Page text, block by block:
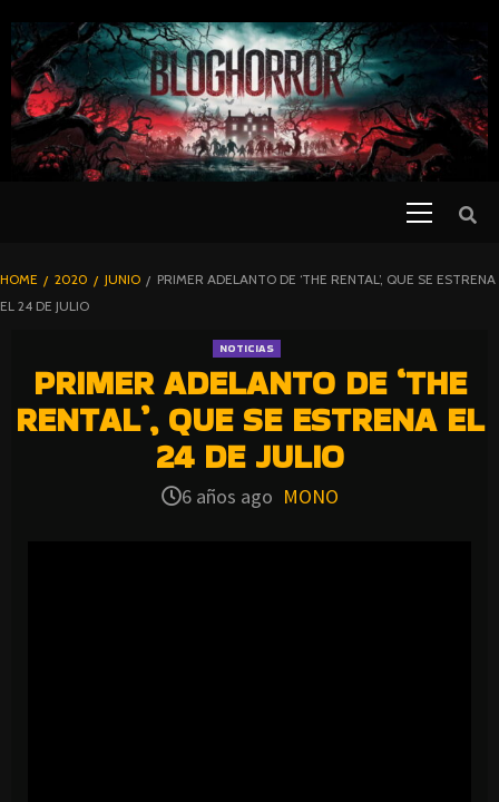
TO
CONTENT
BLOGHORROR
⋆
HOME 2020 JUNIO
PRIMER ADELANTO DE ‘THE RENTAL’, QUE SE ESTRENA
EL 24 DE JULIO
NOTICIAS
PRIMER ADELANTO DE ‘THE
RENTAL’, QUE SE ESTRENA EL
24 DE JULIO
6 años ago MONO